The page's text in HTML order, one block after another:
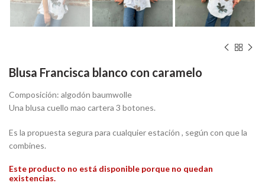
Blusa Francisca blanco con caramelo
Composición: algodón baumwolle
Una blusa cuello mao cartera 3 botones.
Es la propuesta segura para cualquier estación , según con que la
combines.
Este producto no está disponible porque no quedan
existencias.